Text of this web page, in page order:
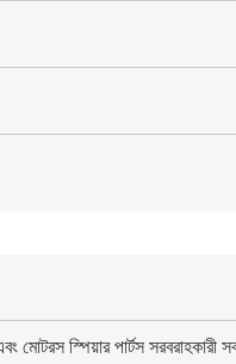
স্পিয়ার পার্টস সরবরাহকারী